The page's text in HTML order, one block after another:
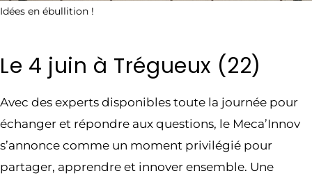
Idées en ébullition !
Le 4 juin à Trégueux (22)
Avec des experts disponibles toute la journée pour
échanger et répondre aux questions, le Meca’Innov
s’annonce comme un moment privilégié pour
partager, apprendre et innover ensemble. Une